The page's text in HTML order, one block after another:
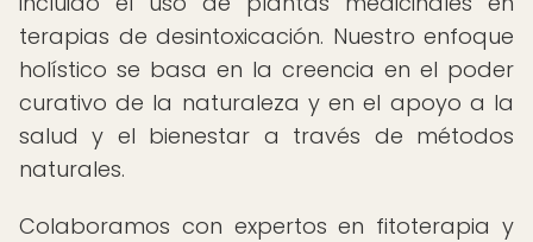
terapias de desintoxicación. Nuestro enfoque
holístico se basa en la creencia en el poder
curativo de la naturaleza y en el apoyo a la
salud y el bienestar a través de métodos
naturales.
Colaboramos con expertos en fitoterapia y